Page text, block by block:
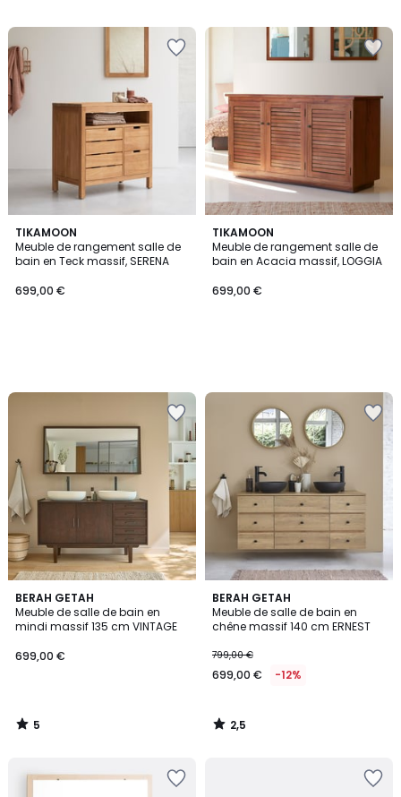
TIKAMOON
Meuble de rangement salle de
bain en Teck massif, SERENA
699,00 €
TIKAMOON
Meuble de rangement salle de
bain en Acacia massif, LOGGIA
699,00 €
BERAH GETAH
Meuble de salle de bain en
mindi massif 135 cm VINTAGE
699,00 €
5
/
5
5
/
BERAH GETAH
Meuble de salle de bain en
chêne massif 140 cm ERNEST
799,00 €
699,00 € -12%
2,5
/ 5
2,5
/